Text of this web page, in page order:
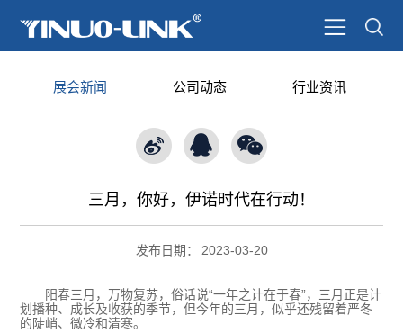
展会新闻 公司动态 行业资讯
三月，你好，伊诺时代在行动！
发布日期： 2023-03-20
阳春三月，万物复苏，俗话说“一年之计在于春”，三月正是计
划播种、成长及收获的季节，但今年的三月，似乎还残留着严冬
的陡峭、微冷和清寒。